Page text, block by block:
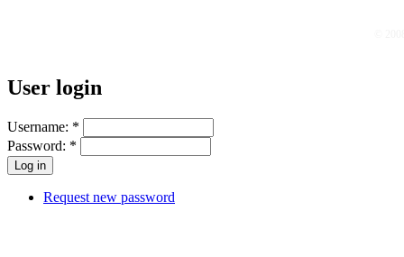
User login
Username: *
Password: *
Request new password